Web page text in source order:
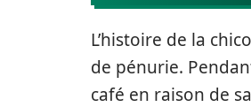
L’histoire de la
de pénurie.
café en raison de